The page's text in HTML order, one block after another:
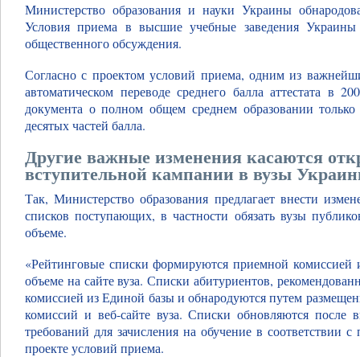
Министерство образования и науки Украины
Условия приема в высшие учебные заведения
общественного обсуждения.
Согласно с проектом условий приема, одним из
автоматическом переводе среднего балла аттестата в
документа о полном общем среднем образовании
десятых частей балла.
Другие важные изменения касаются
вступительной кампании в вузы
Так, Министерство образования предлагает внести
списков поступающих, в частности обязать вузы
объеме.
«Рейтинговые списки формируются приемной
объеме на сайте вуза. Списки абитуриентов,
комиссией из Единой базы и обнародуются путем
комиссий и веб-сайте вуза. Списки обновляются
требований для зачисления на обучение в
проекте условий приема.